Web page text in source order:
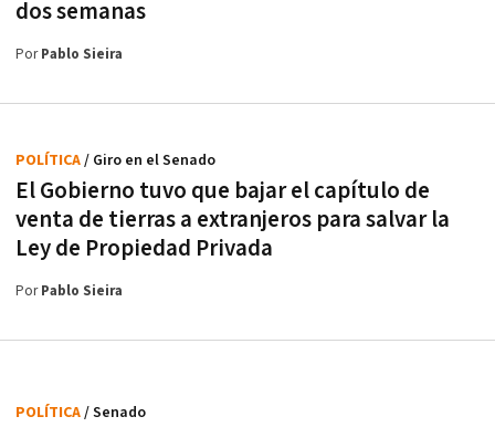
dos semanas
PorPablo Sieira
El Gobierno tuvo que bajar el capítulo de
venta de tierras a extranjeros para salvar la
Ley de Propiedad Privada
POLÍTICA/ Giro en el Senado
PorPablo Sieira
POLÍTICA/ Senado